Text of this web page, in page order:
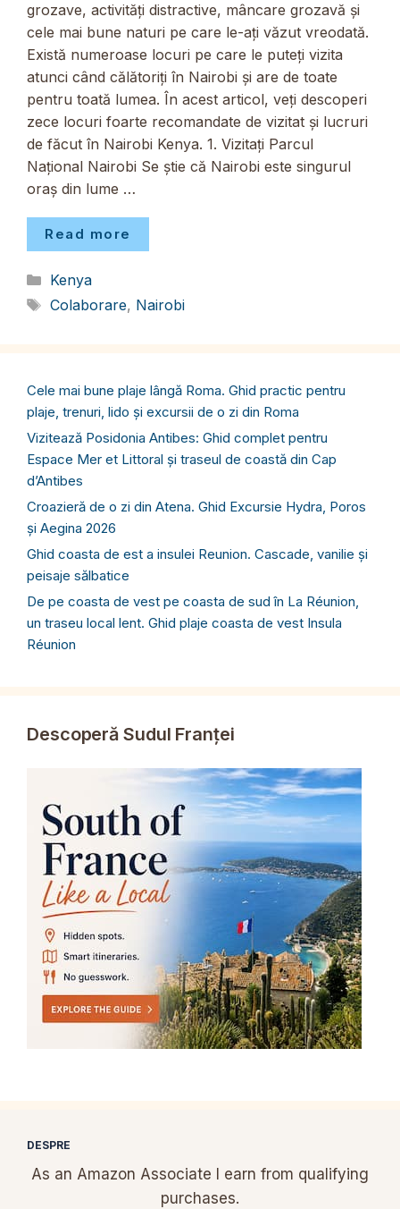
grozave, activități distractive, mâncare grozavă și
cele mai bune naturi pe care le-ați văzut vreodată.
Există numeroase locuri pe care le puteți vizita
atunci când călătoriți în Nairobi și are de toate
pentru toată lumea. În acest articol, veți descoperi
zece locuri foarte recomandate de vizitat și lucruri
de făcut în Nairobi Kenya. 1. Vizitați Parcul
Național Nairobi Se știe că Nairobi este singurul
oraș din lume …
Read more
Categorii
Kenya
Etichete
Colaborare, Nairobi
Cele mai bune plaje lângă Roma. Ghid practic pentru
plaje, trenuri, lido și excursii de o zi din Roma
Vizitează Posidonia Antibes: Ghid complet pentru
Espace Mer et Littoral și traseul de coastă din Cap
d’Antibes
Croazieră de o zi din Atena. Ghid Excursie Hydra, Poros
și Aegina 2026
Ghid coasta de est a insulei Reunion. Cascade, vanilie și
peisaje sălbatice
De pe coasta de vest pe coasta de sud în La Réunion,
un traseu local lent. Ghid plaje coasta de vest Insula
Réunion
Descoperă Sudul Franței
DESPRE
As an Amazon Associate I earn from qualifying
purchases.